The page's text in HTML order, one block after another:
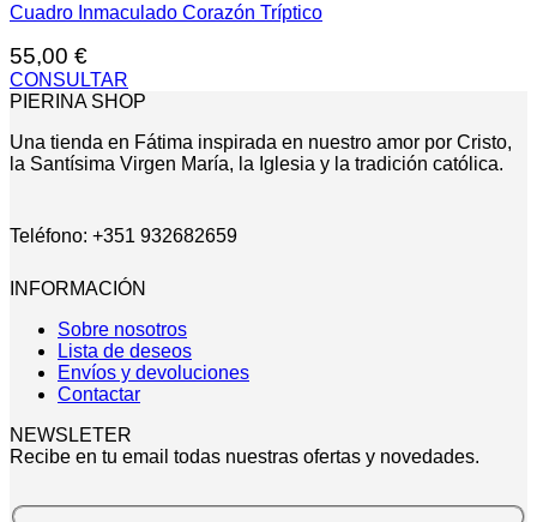
Cuadro Inmaculado Corazón Tríptico
55,00 €
CONSULTAR
PIERINA SHOP
Una tienda en Fátima inspirada en nuestro amor por Cristo,
la Santísima Virgen María, la Iglesia y la tradición católica.
Teléfono: +351 932682659
INFORMACIÓN
Sobre nosotros
Lista de deseos
Envíos y devoluciones
Contactar
NEWSLETER
Recibe en tu email todas nuestras ofertas y novedades.